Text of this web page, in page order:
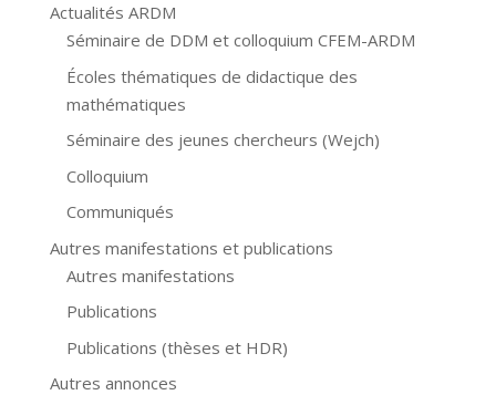
Actualités ARDM
Séminaire de DDM et colloquium CFEM-ARDM
Écoles thématiques de didactique des
mathématiques
Séminaire des jeunes chercheurs (Wejch)
Colloquium
Communiqués
Autres manifestations et publications
Autres manifestations
Publications
Publications (thèses et HDR)
Autres annonces